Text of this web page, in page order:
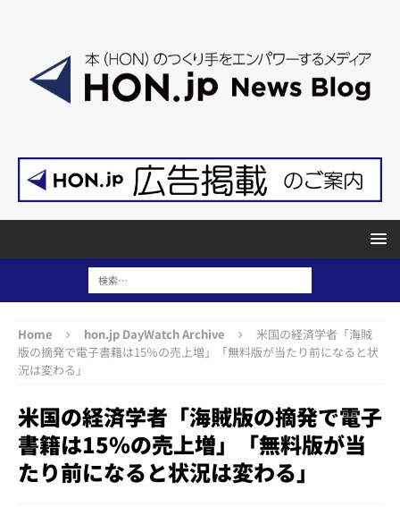
Home hon.jp DayWatch Archive
米国の経済学者「海賊
版の摘発で電子書籍は15％の売上増」「無料版が当たり前になると状
況は変わる」
米国の経済学者「海賊版の摘発で電子
書籍は15％の売上増」「無料版が当
たり前になると状況は変わる」